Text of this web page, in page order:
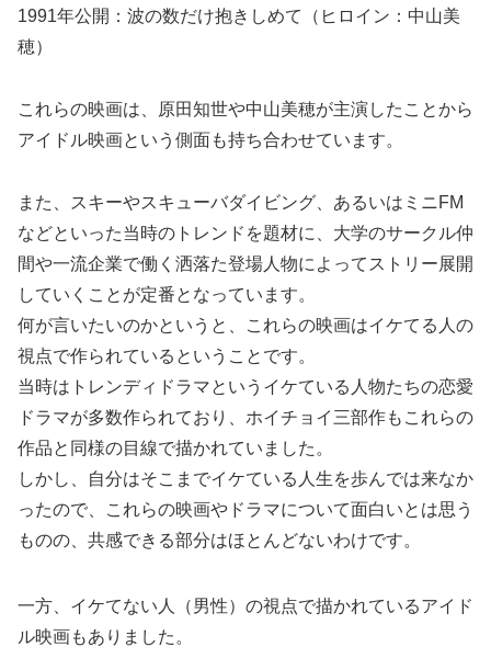
1991年公開：波の数だけ抱きしめて（ヒロイン：中山美
穂）
これらの映画は、原田知世や中山美穂が主演したことから
アイドル映画という側面も持ち合わせています。
また、スキーやスキューバダイビング、あるいはミニFM
などといった当時のトレンドを題材に、大学のサークル仲
間や一流企業で働く洒落た登場人物によってストリー展開
していくことが定番となっています。
何が言いたいのかというと、これらの映画はイケてる人の
視点で作られているということです。
当時はトレンディドラマというイケている人物たちの恋愛
ドラマが多数作られており、ホイチョイ三部作もこれらの
作品と同様の目線で描かれていました。
しかし、自分はそこまでイケている人生を歩んでは来なか
ったので、これらの映画やドラマについて面白いとは思う
ものの、共感できる部分はほとんどないわけです。
一方、イケてない人（男性）の視点で描かれているアイド
ル映画もありました。